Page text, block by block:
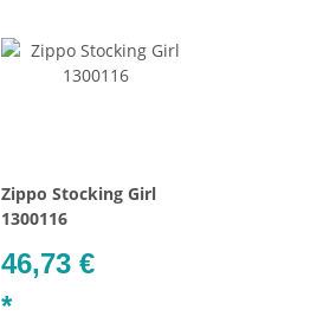
Zippo Stocking Girl
1300116
46,73 €
*